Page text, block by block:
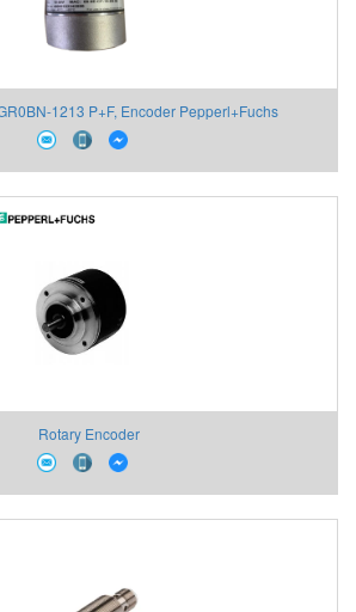
1213 P+F, Encoder Pepperl+Fuchs
Rotary Encoder